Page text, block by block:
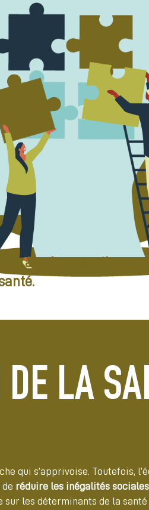
grâce à un soutien
LA
qui s’apprivoise. Toutefois,
réduire les inégalités
les déterminants de la santé